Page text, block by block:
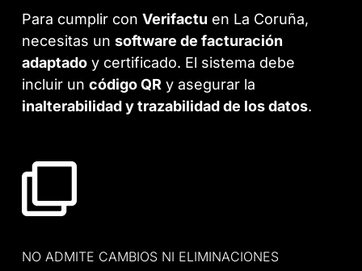
Para cumplir conVerifactu en La Coruña,
necesitas unsoftware de facturación
adaptado y certificado. El sistema debe
incluir uncódigo QR y asegurar la
inalterabilidad y trazabilidad de los datos.
NO ADMITE CAMBIOS NI ELIMINACIONES